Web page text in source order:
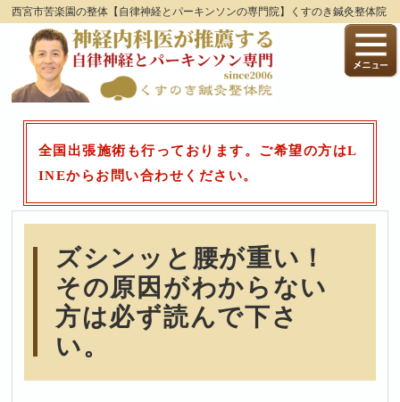
西宮市苦楽園の整体【自律神経とパーキンソンの専門院】くすのき鍼灸整体院
全国出張施術も行っております。ご希望の方はL
INEからお問い合わせください。
ズシンッと腰が重い！
その原因がわからない
方は必ず読んで下さ
い。